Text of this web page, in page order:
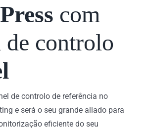
com
de controlo
de controlo de referência no
e será o seu grande aliado para
eficiente do seu